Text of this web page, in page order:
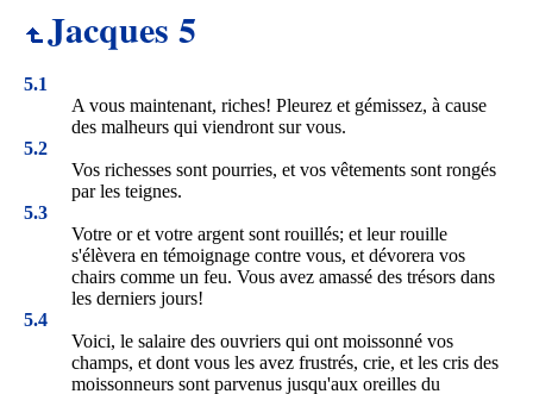
Jacques 5
5.1
A vous maintenant, riches! Pleurez et gémissez, à cause
des malheurs qui viendront sur vous.
5.2
Vos richesses sont pourries, et vos vêtements sont rongés
par les teignes.
5.3
Votre or et votre argent sont rouillés; et leur rouille
s'élèvera en témoignage contre vous, et dévorera vos
chairs comme un feu. Vous avez amassé des trésors dans
les derniers jours!
5.4
Voici, le salaire des ouvriers qui ont moissonné vos
champs, et dont vous les avez frustrés, crie, et les cris des
moissonneurs sont parvenus jusqu'aux oreilles du